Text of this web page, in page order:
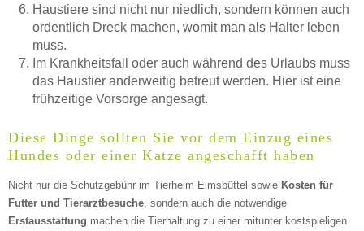
Donnerstag
—
Freitag
Haustiere sind nicht nur niedlich, sondern können auch
ordentlich Dreck machen, womit man als Halter leben
muss.
Im Krankheitsfall oder auch während des Urlaubs muss
das Haustier anderweitig betreut werden. Hier ist eine
frühzeitige Vorsorge angesagt.
Diese Dinge sollten Sie vor dem Einzug eines
Hundes oder einer Katze angeschafft haben
Nicht nur die Schutzgebühr im Tierheim Eimsbüttel sowie Kosten für
Futter und Tierarztbesuche , sondern auch die notwendige
Erstausstattung machen die Tierhaltung zu einer mitunter kostspieligen